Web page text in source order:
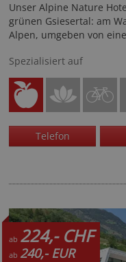
Unser Alpine Nature
grünen Gsiesertal: am
Alpen, umgeben von
Spezialisiert auf
Telefon
ab 224,- CHF
ab 240,- EUR